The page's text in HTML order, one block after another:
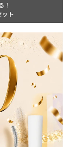
！
ット